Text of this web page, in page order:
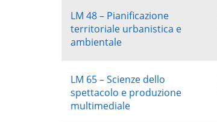
LM 48 – Pianificazione
territoriale urbanistica e
ambientale
LM 65 – Scienze dello
spettacolo e produzione
multimediale